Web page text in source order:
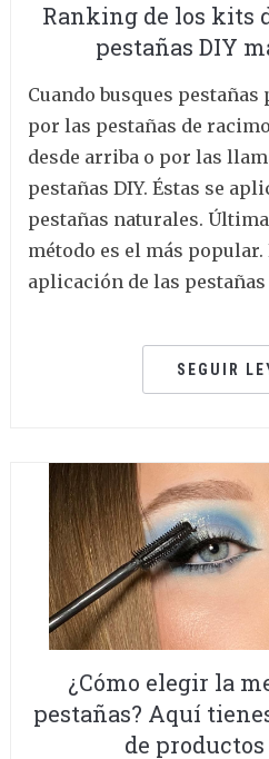
Ranking de los kits
pestañas DIY
Cuando busques
por las pestañas de
desde arriba o por las
pestañas DIY. Éstas se
pestañas naturales.
método es el más popular.
aplicación de las
SEGUIR
¿Cómo elegir la
pestañas? Aquí
de